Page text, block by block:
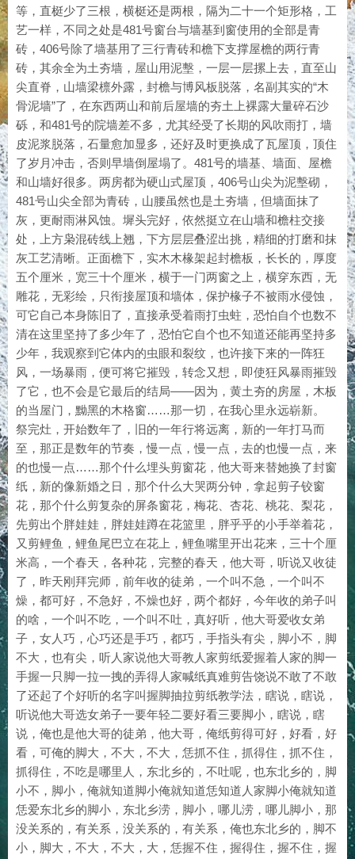
等，直梃少了三根，横梃还是两根，隔为二十一个矩形格，工
艺一样，不同之处是481号窗台与墙基到窗使用的全部是青
砖，406号除了墙基用了三行青砖和檐下支撑屋檐的两行青
砖，其余全为土夯墙，屋山用泥墼，一层一层摞上去，直至山
尖直脊，山墙梁檩外露，封檐与博风板脱落，名副其实的“木
骨泥墙”了，在东西两山和前后屋墙的夯土上裸露大量碎石沙
砾，和481号的院墙差不多，尤其经受了长期的风吹雨打，墙
皮泥浆脱落，石量愈加显多，还好及时更换成了瓦屋顶，顶住
了岁月冲击，否则早墙倒屋塌了。481号的墙基、墙面、屋檐
和山墙好很多。两房都为硬山式屋顶，406号山尖为泥墼砌，
481号山尖全部为青砖，山腰虽然也是土夯墙，但墙面抹了
灰，更耐雨淋风蚀。墀头完好，依然挺立在山墙和檐柱交接
处，上方枭混砖线上翘，下方层层叠涩出挑，精细的打磨和抹
灰工艺清晰。正面檐下，实木木椽架起封檐板，长长的，厚度
五个厘米，宽三十个厘米，横于一门两窗之上，横穿东西，无
雕花，无彩绘，只衔接屋顶和墙体，保护椽子不被雨水侵蚀，
可它自己本身陈旧了，直接承受着雨打虫蛀，恐怕自个也数不
清在这里坚持了多少年了，恐怕它自个也不知道还能再坚持多
少年，我观察到它体内的虫眼和裂纹，也许接下来的一阵狂
风，一场暴雨，便可将它摧毁，转念又想，即使狂风暴雨摧毁
了它，也不会是它最后的结局——因为，黄土夯的房屋，木板
的当屋门，黝黑的木格窗……那一切，在我心里永远崭新。
祭完灶，开始数年了，旧的一年行将远离，新的一年打马而
至，那正是数年的节奏，慢一点，慢一点，去的也慢一点，来
的也慢一点……那个什么埋头剪窗花，他大哥来替她换了封窗
纸，新的像新婚之日，那个什么大哭两分钟，拿起剪子铰窗
花，那个什么剪复杂的屏条窗花，梅花、杏花、桃花、梨花，
先剪出个胖娃娃，胖娃娃蹲在花篮里，胖乎乎的小手举着花，
又剪鲤鱼，鲤鱼尾巴立在花上，鲤鱼嘴里开出花来，三十个厘
米高，一个春天，各种花，完整的春天，他大哥，听说又收徒
了，昨天刚拜完师，前年收的徒弟，一个叫不急，一个叫不
燥，都可好，不急好，不燥也好，两个都好，今年收的弟子叫
的啥，一个叫不吃，一个叫不吐，真好听，他大哥爱收女弟
子，女人巧，心巧还是手巧，都巧，手指头有尖，脚小不，脚
不大，也有尖，听人家说他大哥教人家剪纸爱握着人家的脚一
手握一只脚一拉一拽的弄得人家喊纸真难剪告饶说不敢了不敢
了还起了个好听的名字叫握脚抽拉剪纸教学法，瞎说，瞎说，
听说他大哥选女弟子一要年轻二要好看三要脚小，瞎说，瞎
说，俺也是他大哥的徒弟，他大哥，俺纸剪得可好，好看，好
看，可俺的脚大，不大，不大，恁抓不住，抓得住，抓不住，
抓得住，不吃是哪里人，东北乡的，不吐呢，也东北乡的，脚
小不，脚小，俺就知道脚小俺就知道恁知道人家脚小俺就知道
恁爱东北乡的脚小，东北乡涝，脚小，哪儿涝，哪儿脚小，那
没关系的，有关系，没关系的，有关系，俺也东北乡的，脚不
小，脚大，不大，不大，大，恁握不住，握得住，握不住，握